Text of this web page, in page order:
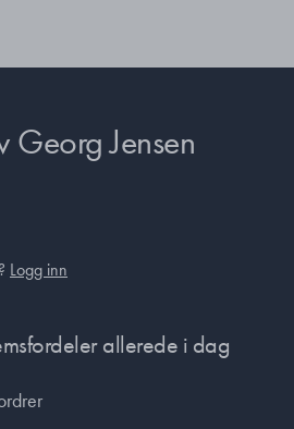
Georg Jensen
Logg inn
allerede i dag